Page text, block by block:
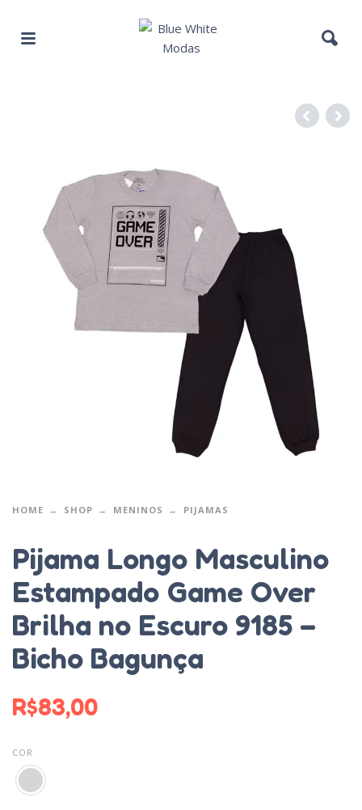
HOME SHOP MENINOS PIJAMAS
Pijama Longo Masculino
Estampado Game Over
Brilha no Escuro 9185 –
Bicho Bagunça
R$83,00
COR